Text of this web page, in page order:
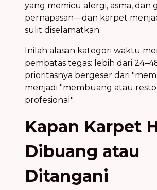
yang memicu alergi, asma, dan
pernapasan—dan karpet
sulit diselamatkan.
Inilah alasan kategori waktu
pembatas tegas: lebih dari
prioritasnya bergeser dari
menjadi "membuang atau
profesional".
Kapan Karpet
Dibuang atau
Ditangani